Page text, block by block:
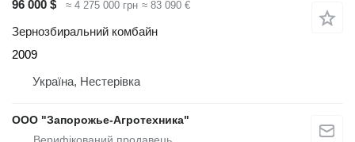
96 000 $
≈ 4 275 000 грн ≈ 83 090 €
Зернозбиральний комбайн
2009
Україна, Нестерівка
ООО "Запорожье-Агротехника"